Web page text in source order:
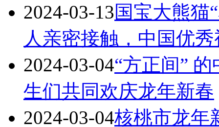
2024-03-13国宝大熊猫
人亲密接触，中国优
2024-03-04“方正间”
生们共同欢庆龙年新春
2024-03-04核桃市龙年